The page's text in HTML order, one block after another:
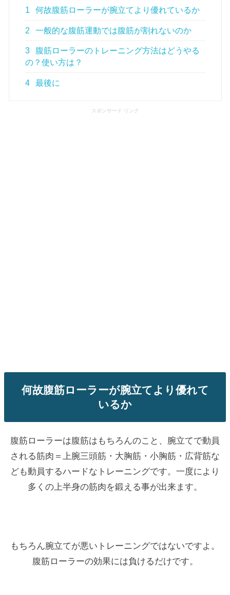
1 何故腹筋ローラーが腕立てより優れているか
2 一般的な腹筋運動では腹筋が割れないのか
3
腹筋ローラーのトレーニング方法はどうやる
の？使い方は？
4 最後に
スポンサード リンク
何故腹筋ローラーが腕立てより優れて
いるか
腹筋ローラーは腹筋はもちろんのこと、腕立てで動員
される筋肉＝上腕三頭筋・大胸筋・小胸筋・広背筋な
ども動員するハードなトレーニングです。一度により
多くの上半身の筋肉を鍛える事が出来ます。
もちろん腕立てが悪いトレーニングではないですよ。
腹筋ローラーの効果には負けるだけです。